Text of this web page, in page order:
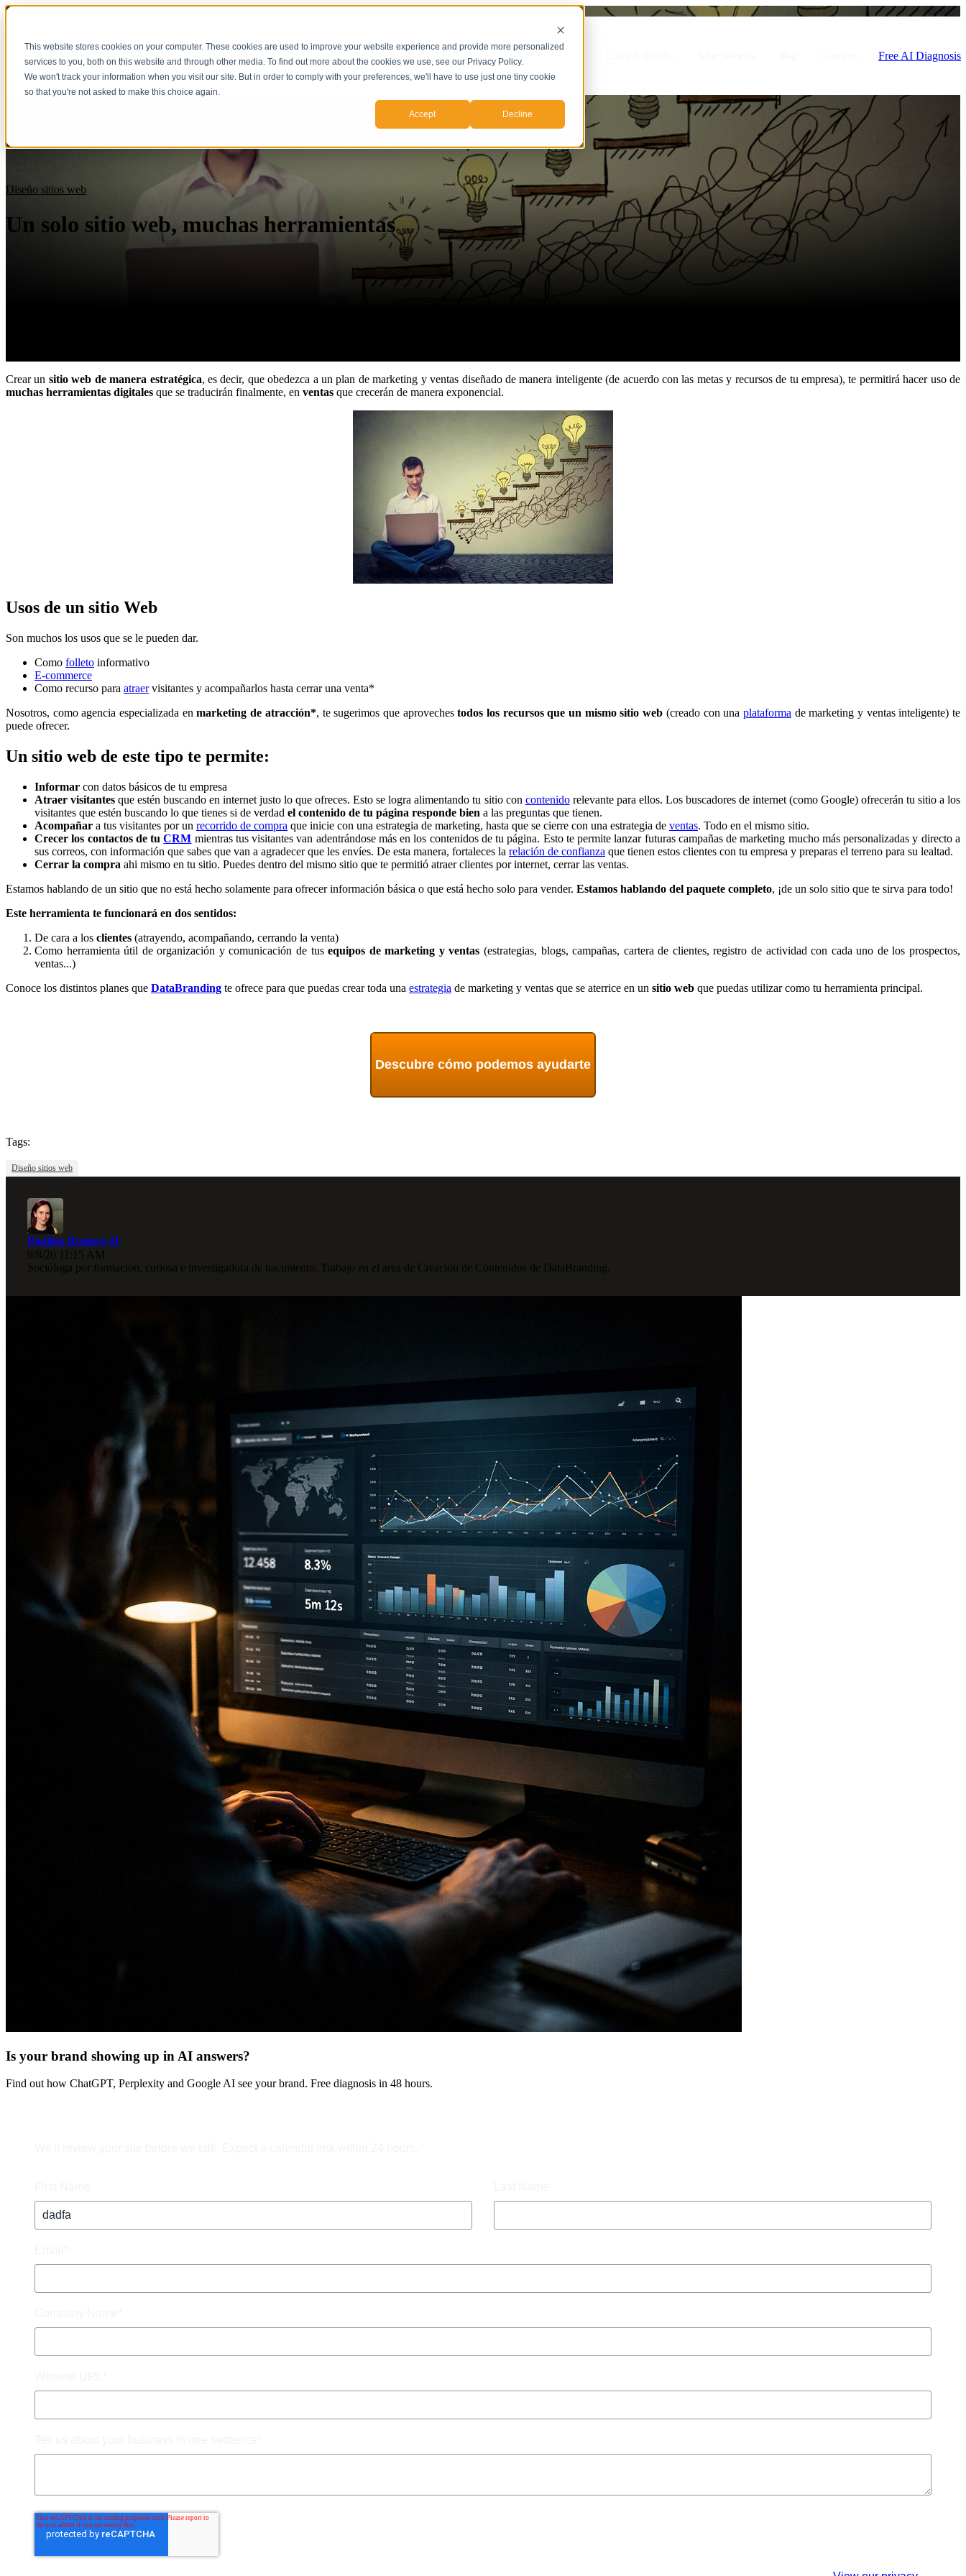
This website stores cookies on your computer. These cookies are used to improve your website experience and provide more personalized
services to you, both on this website and through other media. To find out more about the cookies we use, see our Privacy Policy.
We won't track your information when you visit our site. But in order to comply with your preferences, we'll have to use just one tiny cookie
so that you're not asked to make this choice again.
Accept Decline
Show submenu for Servicios Free AI Diagnosis
Diseño sitios web
Un solo sitio web, muchas herramientas
Crear un sitio web de manera estratégica, es decir, que obedezca a un plan de marketing y ventas diseñado de manera inteligente (de acuerdo con las metas y recursos de tu empresa), te permitirá hacer uso de
muchas herramientas digitales que se traducirán finalmente, en ventas que crecerán de manera exponencial.
Usos de un sitio Web
Son muchos los usos que se le pueden dar.
Como folleto informativo
E-commerce
Como recurso para atraervisitantes y acompañarlos hasta cerrar una venta*
Nosotros, como agencia especializada enmarketing de atracción*, te sugerimos que aprovechestodos los recursos que un mismo sitio web (creado con una plataforma de marketing y ventas inteligente) te
puede ofrecer.
Un sitio web de este tipo te permite:
Informar con datos básicos de tu empresa
Atraer visitantesque estén buscando en internet justo lo que ofreces. Esto se logra alimentando tu sitio con contenidorelevante para ellos. Los buscadores de internet (como Google) ofrecerán tu sitio a los
visitantes que estén buscando lo que tienes si de verdad el contenido de tu página responde bien a las preguntas que tienen.
Acompañar a tus visitantes por un recorrido de compra que inicie con una estrategia de marketing, hasta que se cierre con una estrategia de ventas. Todo en el mismo sitio.
Crecer los contactos de tuCRM mientras tus visitantes van adentrándose más en los contenidos de tu página. Esto te permite lanzar futuras campañas de marketing mucho más personalizadas y directo a
sus correos, con información que sabes que van a agradecer que les envíes. De esta manera, fortaleces la relación de confianza que tienen estos clientes con tu empresa y preparas el terreno para su lealtad.
Cerrar la compra ahi mismo en tu sitio. Puedes dentro del mismo sitio que te permitió atraer clientes por internet, cerrar las ventas.
Estamos hablando de un sitio que no está hecho solamente para ofrecer información básica o que está hecho solo para vender. Estamos hablando del paquete completo, ¡de un solo sitio que te sirva para todo!
Este herramienta te funcionará en dos sentidos:
De cara a los clientes (atrayendo, acompañando, cerrando la venta)
Como herramienta útil de organización y comunicación de tusequipos de marketing y ventas (estrategias, blogs, campañas, cartera de clientes, registro de actividad con cada uno de los prospectos,
ventas...)
Conoce los distintos planes que DataBranding te ofrece para que puedas crear toda una estrategia de marketing y ventas que se aterrice en un sitio web que puedas utilizar como tu herramienta principal.
Descubre cómo podemos ayudarte
Tags:
Diseño sitios web
Paulina Romero H
9/8/20 11:15 AM
Socióloga por formación, curiosa e investigadora de nacimiento. Trabajo en el area de Creación de Contenidos de DataBranding.
Is your brand showing up in AI answers?
Find out how ChatGPT, Perplexity and Google AI see your brand. Free diagnosis in 48 hours.